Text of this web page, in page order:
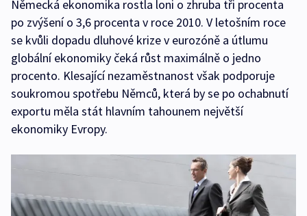
Německá ekonomika rostla loni o zhruba tři procenta
po zvýšení o 3,6 procenta v roce 2010. V letošním roce
se kvůli dopadu dluhové krize v eurozóně a útlumu
globální ekonomiky čeká růst maximálně o jedno
procento. Klesající nezaměstnanost však podporuje
soukromou spotřebu Němců, která by se po ochabnutí
exportu měla stát hlavním tahounem největší
ekonomiky Evropy.